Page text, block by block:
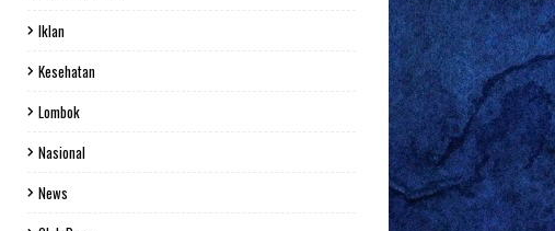
Iklan
Kesehatan
Lombok
Nasional
News